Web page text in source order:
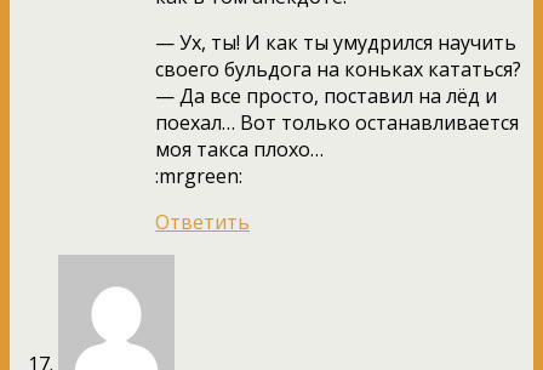
— Ух, ты! И как ты умудрился научить
своего бульдога на коньках кататься?
— Да все просто, поставил на лёд и
поехал… Вот только останавливается
моя такса плохо…
:mrgreen:
Ответить